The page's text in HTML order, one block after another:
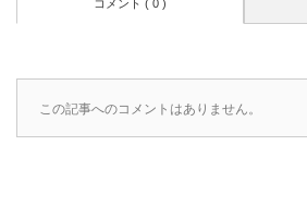
コメント ( 0 )
この記事へのコメントはありません。